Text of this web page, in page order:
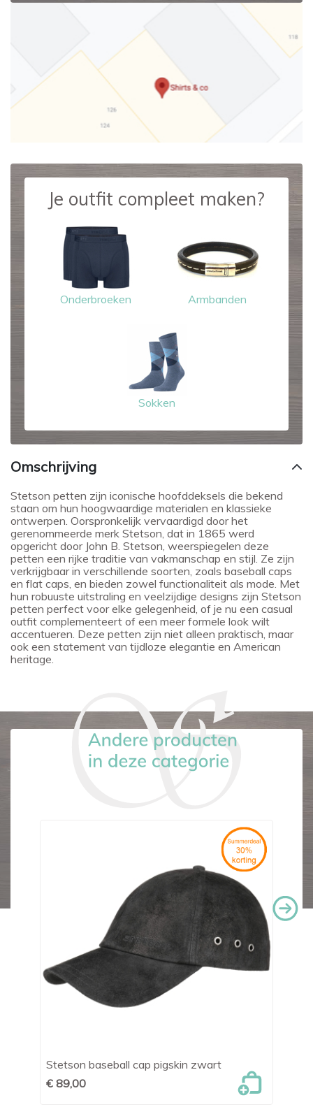
Je outfit compleet maken?
Onderbroeken Armbanden
Sokken
Omschrijving
Stetson petten zijn iconische hoofddeksels die bekend
staan om hun hoogwaardige materialen en klassieke
ontwerpen. Oorspronkelijk vervaardigd door het
gerenommeerde merk Stetson, dat in 1865 werd
opgericht door John B. Stetson, weerspiegelen deze
petten een rijke traditie van vakmanschap en stijl. Ze zijn
verkrijgbaar in verschillende soorten, zoals baseball caps
en flat caps, en bieden zowel functionaliteit als mode. Met
hun robuuste uitstraling en veelzijdige designs zijn Stetson
petten perfect voor elke gelegenheid, of je nu een casual
outfit complementeert of een meer formele look wilt
accentueren. Deze petten zijn niet alleen praktisch, maar
ook een statement van tijdloze elegantie en American
heritage.
Stetson baseball cap pigskin zwart
€ 89,00